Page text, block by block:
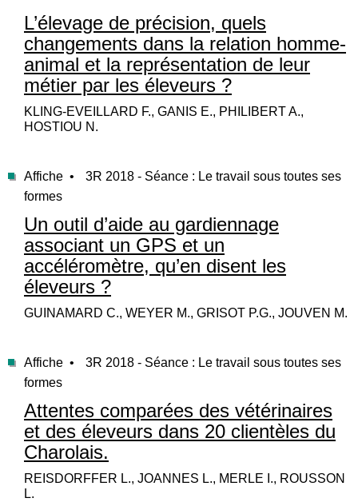
L’élevage de précision, quels
changements dans la relation homme-
animal et la représentation de leur
métier par les éleveurs ?
KLING-EVEILLARD F., GANIS E., PHILIBERT A.,
HOSTIOU N.
Affiche •
3R 2018 - Séance : Le travail sous toutes ses
formes
Un outil d’aide au gardiennage
associant un GPS et un
accéléromètre, qu’en disent les
éleveurs ?
GUINAMARD C., WEYER M., GRISOT P.G., JOUVEN M.
Affiche •
3R 2018 - Séance : Le travail sous toutes ses
formes
Attentes comparées des vétérinaires
et des éleveurs dans 20 clientèles du
Charolais.
REISDORFFER L., JOANNES L., MERLE I., ROUSSON
L.